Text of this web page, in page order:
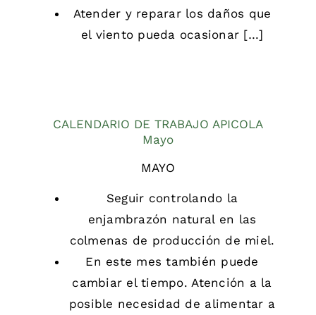
Atender y reparar los daños que
el viento pueda ocasionar […]
CALENDARIO DE TRABAJO APICOLA
Mayo
MAYO
Seguir controlando la
enjambrazón natural en las
colmenas de producción de miel.
En este mes también puede
cambiar el tiempo. Atención a la
posible necesidad de alimentar a